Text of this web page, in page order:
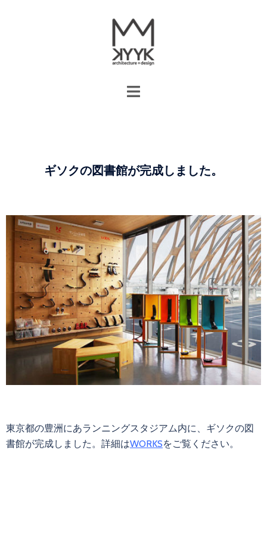
ギソクの図書館が完成しました。
東京都の豊洲にあランニングスタジアム内に、ギソクの図
書館が完成しました。詳細はWORKSをご覧ください。